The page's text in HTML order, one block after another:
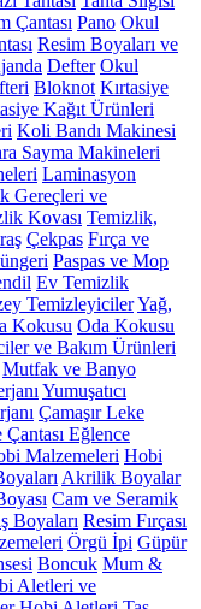
Çantası Pano Okul
Resim Boyaları ve
Defter Okul
Bloknot Kırtasiye
Kağıt Ürünleri
Koli Bandı Makinesi
Sayma Makineleri
Laminasyon
Gereçleri ve
Kovası Temizlik,
Çekpas Fırça ve
Paspas ve Mop
Ev Temizlik
TemizleyicilerYağ,
Kokusu Oda Kokusu
ve Bakım Ürünleri
Mutfak ve Banyo
Yumuşatıcı
Çamaşır Leke
Eğlence
Malzemeleri Hobi
Akrilik Boyalar
Cam ve Seramik
Boyaları Resim Fırçası
Örgü İpi Güpür
Boncuk Mum &
Aletleri ve